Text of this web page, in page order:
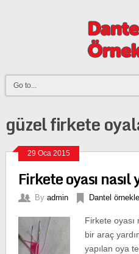
güzel firkete
29 Oca 2015
Firkete oyası nasıl
By admin Dantel
Firkete oyası
bir araç
yapılan oya